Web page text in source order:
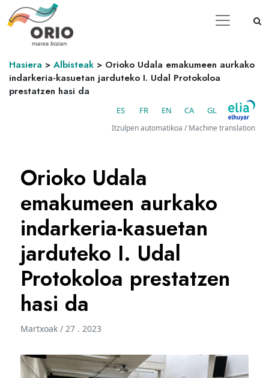
Hasiera > Albisteak > Orioko Udala emakumeen aurkako
indarkeria-kasuetan jarduteko I. Udal Protokoloa
prestatzen hasi da
ES FR EN CA GL
Itzulpen automatikoa / Machine translation
Orioko Udala
emakumeen aurkako
indarkeria-kasuetan
jarduteko I. Udal
Protokoloa prestatzen
hasi da
Martxoak / 27 . 2023